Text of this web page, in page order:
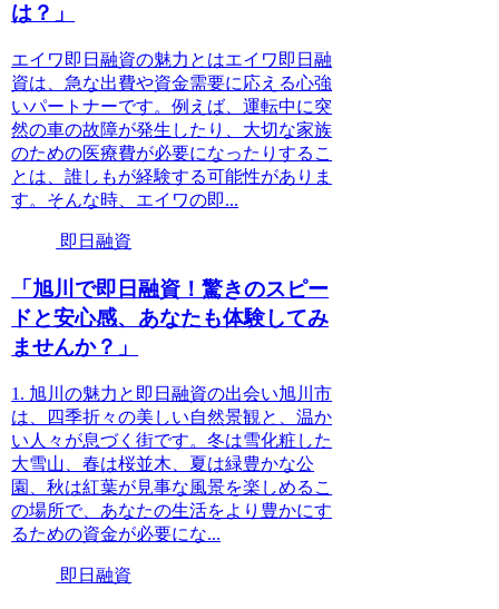
は？」
エイワ即日融資の魅力とはエイワ即日融
資は、急な出費や資金需要に応える心強
いパートナーです。例えば、運転中に突
然の車の故障が発生したり、大切な家族
のための医療費が必要になったりするこ
とは、誰しもが経験する可能性がありま
す。そんな時、エイワの即...
即日融資
「旭川で即日融資！驚きのスピー
ドと安心感、あなたも体験してみ
ませんか？」
1. 旭川の魅力と即日融資の出会い旭川市
は、四季折々の美しい自然景観と、温か
い人々が息づく街です。冬は雪化粧した
大雪山、春は桜並木、夏は緑豊かな公
園、秋は紅葉が見事な風景を楽しめるこ
の場所で、あなたの生活をより豊かにす
るための資金が必要にな...
即日融資